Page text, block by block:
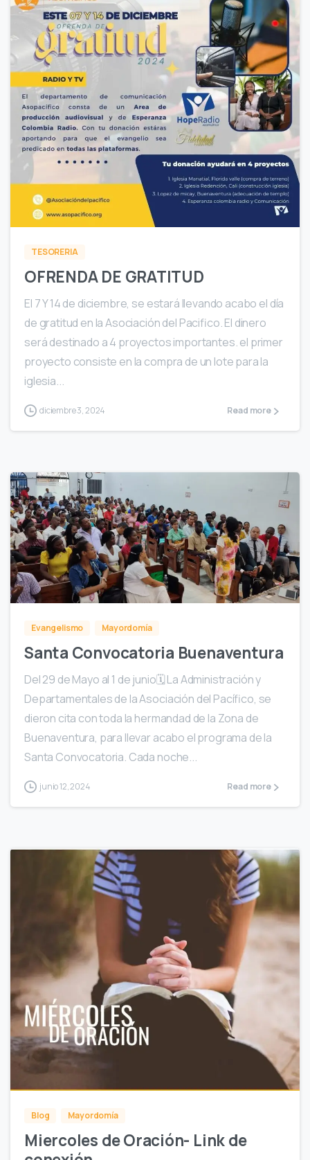
0
TESORERIA
OFRENDA DE GRATITUD
El 7 Y 14 de diciembre, se estará llevando acabo el día
de gratitud en la Asociación del Pacifico. El dinero
será destinado a 4 proyectos importantes. el primer
proyecto consiste en la compra de un lote para la
iglesia...
diciembre 3, 2024 Read more
1
Evangelismo Mayordomía
Santa Convocatoria Buenaventura
Del 29 de Mayo al 1 de junio🗓️ La Administración y
Departamentales de la Asociación del Pacífico, se
dieron cita con toda la hermandad de la Zona de
Buenaventura, para llevar acabo el programa de la
Santa Convocatoria. Cada noche...
junio 12, 2024 Read more
0
Blog Mayordomía
Miercoles de Oración- Link de